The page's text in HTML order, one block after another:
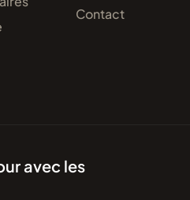
Contact
avec les